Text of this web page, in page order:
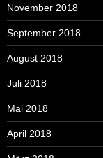
November 2018
September 2018
August 2018
Juli 2018
Mai 2018
April 2018